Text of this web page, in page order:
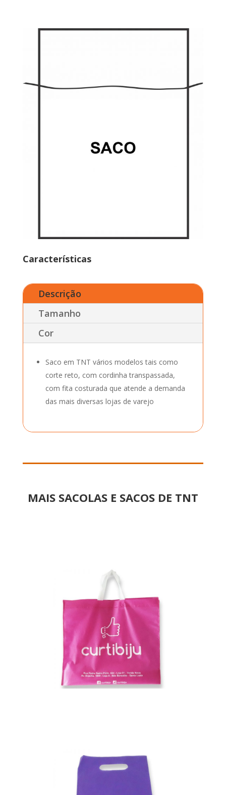
Características
Descrição
Tamanho
Cor
Saco em TNT vários modelos tais como
corte reto, com cordinha transpassada,
com fita costurada que atende a demanda
das mais diversas lojas de varejo
MAIS SACOLAS E SACOS DE TNT